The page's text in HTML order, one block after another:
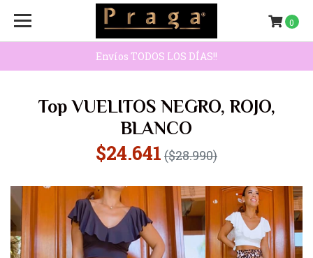
Envíos TODOS LOS DÍAS!!
0
Top VUELITOS NEGRO, ROJO,
BLANCO
$24.641 ($28.990)